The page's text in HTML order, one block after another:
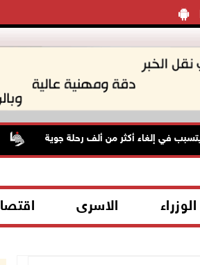
إلغاء أكثر من ألف رحلة جوية
الاسرى